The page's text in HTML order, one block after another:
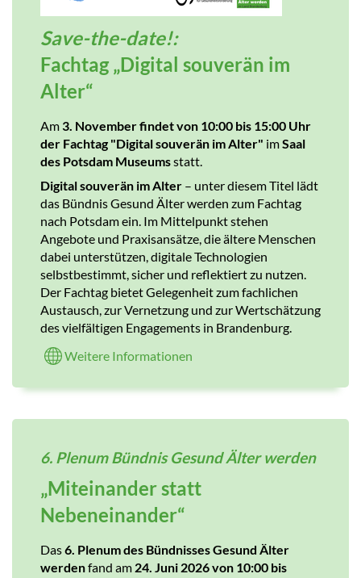
Save-the-date!:
Fachtag „Digital souverän im
Alter“
Am 3. November findet von 10:00 bis 15:00 Uhr
der Fachtag "Digital souverän im Alter" imSaal
des Potsdam Museumsstatt.
Digital souverän im Alter – unter diesem Titel lädt
das Bündnis Gesund Älter werden zum Fachtag
nach Potsdam ein. Im Mittelpunkt stehen
Angebote und Praxisansätze, die ältere Menschen
dabei unterstützen, digitale Technologien
selbstbestimmt, sicher und reflektiert zu nutzen.
Der Fachtag bietet Gelegenheit zum fachlichen
Austausch, zur Vernetzung und zur Wertschätzung
des vielfältigen Engagements in Brandenburg.
Weitere Informationen
6. Plenum Bündnis Gesund Älter werden
„Miteinander statt
Nebeneinander“
Das6. Plenum des Bündnisses Gesund Älter
werdenfand am 24. Juni 2026 von 10:00 bis